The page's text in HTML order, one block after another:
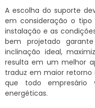
A escolha do suporte
em consideração o tipo
instalação e as
bem projetado
inclinação ideal,
resulta em um melhor
traduz em maior
que todo empresário
energéticas.